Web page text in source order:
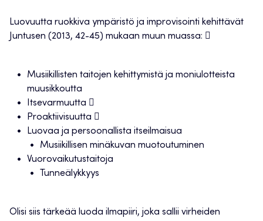
Luovuutta ruokkiva ympäristö ja improvisointi kehittävät
Juntusen (2013, 42-45) mukaan muun muassa: 
Musiikillisten taitojen kehittymistä ja moniulotteista
muusikkoutta
Itsevarmuutta 
Proaktiivisuutta 
Luovaa ja persoonallista itseilmaisua
Musiikillisen minäkuvan muotoutuminen
Vuorovaikutustaitoja
Tunneälykkyys
Olisi siis tärkeää luoda ilmapiiri, joka sallii virheiden